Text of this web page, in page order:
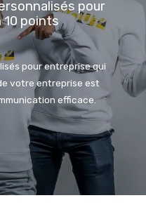
pour
points
pour entreprise qui
votre entreprise est
efficace.